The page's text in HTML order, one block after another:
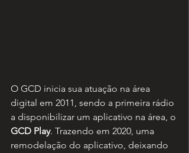
O GCD inicia sua atuação na área
digital em 2011, sendo a primeira rádio
a disponibilizar um aplicativo na área, o
GCD Play. Trazendo em 2020, uma
remodelação do aplicativo, deixando